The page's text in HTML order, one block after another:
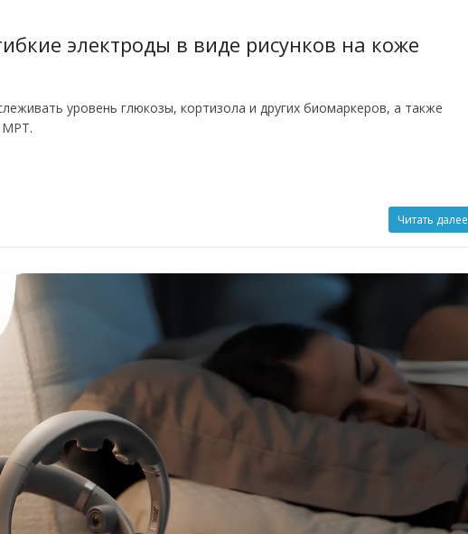
электроды в виде рисунков на коже
уровень глюкозы, кортизола и других биомаркеров, а также
МРТ.
Читать далее